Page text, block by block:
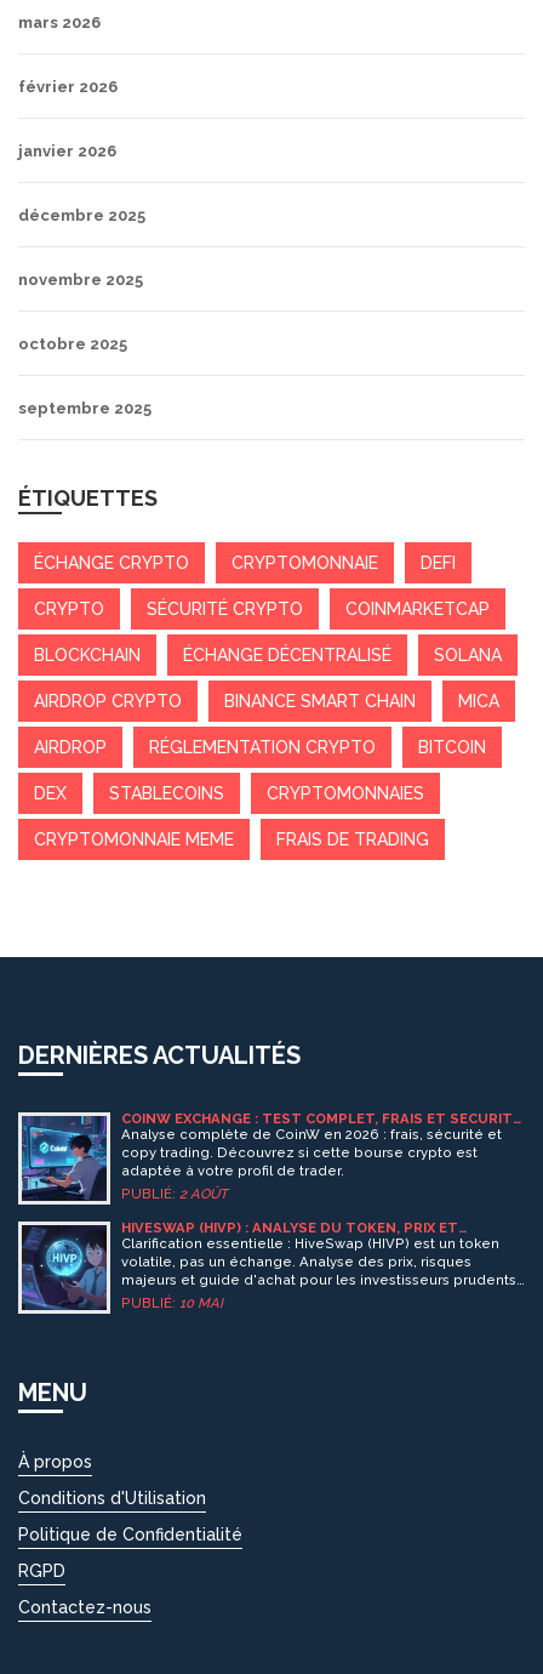
mars 2026
février 2026
janvier 2026
décembre 2025
novembre 2025
octobre 2025
septembre 2025
ÉTIQUETTES
ÉCHANGE CRYPTO CRYPTOMONNAIE DEFI
CRYPTO SÉCURITÉ CRYPTO COINMARKETCAP
BLOCKCHAIN ÉCHANGE DÉCENTRALISÉ SOLANA
AIRDROP CRYPTO BINANCE SMART CHAIN MICA
AIRDROP RÉGLEMENTATION CRYPTO BITCOIN
DEX STABLECOINS CRYPTOMONNAIES
CRYPTOMONNAIE MEME FRAIS DE TRADING
DERNIÈRES ACTUALITÉS
COINW EXCHANGE : TEST COMPLET, FRAIS ET SÉCURITÉ
EN 2026
Analyse complète de CoinW en 2026 : frais, sécurité et
copy trading. Découvrez si cette bourse crypto est
adaptée à votre profil de trader.
PUBLIÉ: 2 AOÛT
HIVESWAP (HIVP) : ANALYSE DU TOKEN, PRIX ET
AVERTISSEMENTS POUR 2026
Clarification essentielle : HiveSwap (HIVP) est un token
volatile, pas un échange. Analyse des prix, risques
majeurs et guide d'achat pour les investisseurs prudents
en 2026.
PUBLIÉ: 10 MAI
MENU
À propos
Conditions d'Utilisation
Politique de Confidentialité
RGPD
Contactez-nous